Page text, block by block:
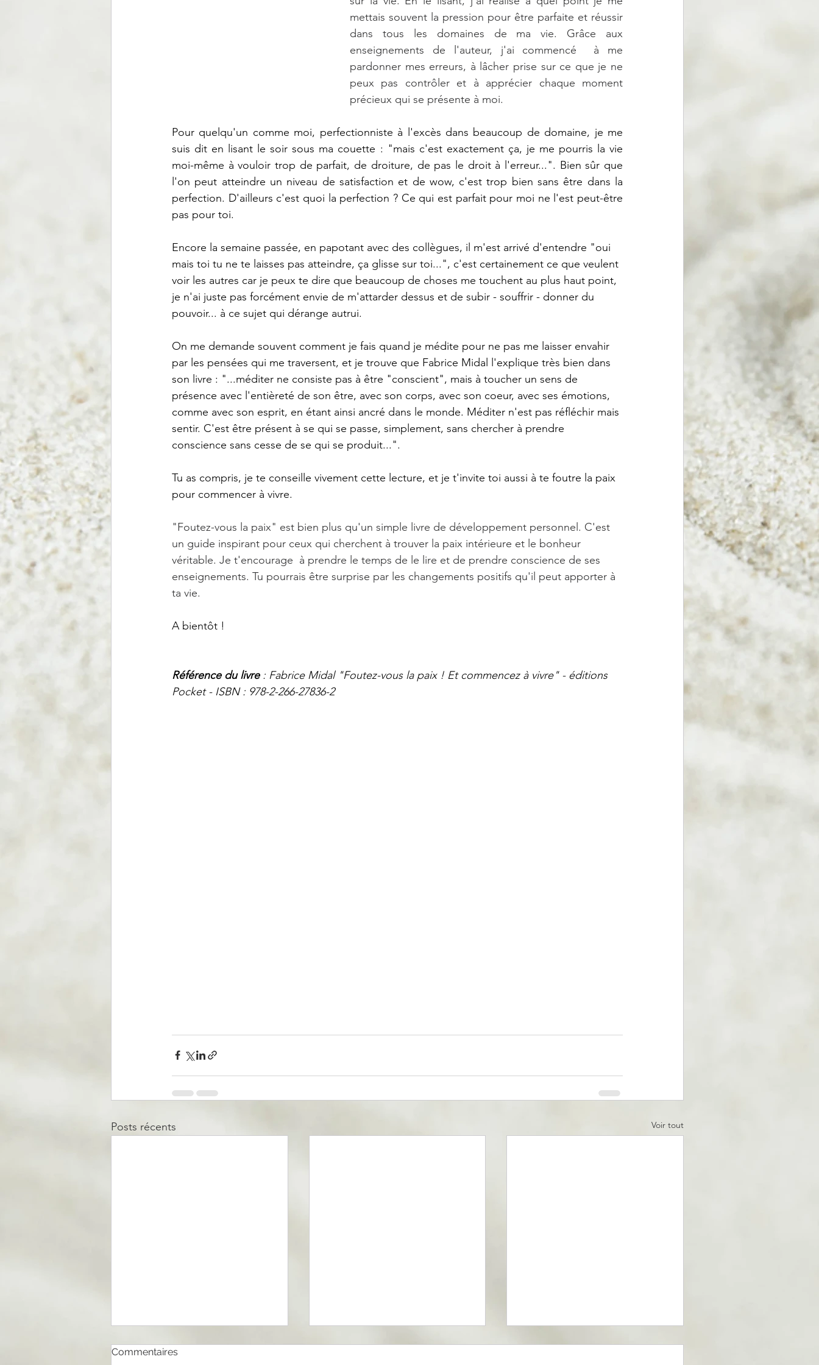
mettais souvent la pression pour être parfaite et réussir
dans tous les domaines de ma vie. Grâce aux
enseignements de l'auteur, j'ai commencé  à me
pardonner mes erreurs, à lâcher prise sur ce que je ne
peux pas contrôler et à apprécier chaque moment
précieux qui se présente à moi.
Pour quelqu'un comme moi, perfectionniste à l'excès dans beaucoup de domaine, je me
suis dit en lisant le soir sous ma couette : "mais c'est exactement ça, je me pourris la vie
moi-même à vouloir trop de parfait, de droiture, de pas le droit à l'erreur...". Bien sûr que
l'on peut atteindre un niveau de satisfaction et de wow, c'est trop bien sans être dans la
perfection. D'ailleurs c'est quoi la perfection ? Ce qui est parfait pour moi ne l'est peut-être
pas pour toi.
Encore la semaine passée, en papotant avec des collègues, il m'est arrivé d'entendre "oui
mais toi tu ne te laisses pas atteindre, ça glisse sur toi...", c'est certainement ce que veulent
voir les autres car je peux te dire que beaucoup de choses me touchent au plus haut point,
je n'ai juste pas forcément envie de m'attarder dessus et de subir - souffrir - donner du
pouvoir... à ce sujet qui dérange autrui.
On me demande souvent comment je fais quand je médite pour ne pas me laisser envahir
par les pensées qui me traversent, et je trouve que Fabrice Midal l'explique très bien dans
son livre : "...méditer ne consiste pas à être "conscient", mais à toucher un sens de
présence avec l'entièreté de son être, avec son corps, avec son coeur, avec ses émotions,
comme avec son esprit, en étant ainsi ancré dans le monde. Méditer n'est pas réfléchir mais
sentir. C'est être présent à se qui se passe, simplement, sans chercher à prendre
conscience sans cesse de se qui se produit...".
Tu as compris, je te conseille vivement cette lecture, et je t'invite toi aussi à te foutre la paix
pour commencer à vivre.
"Foutez-vous la paix" est bien plus qu'un simple livre de développement personnel. C'est
un guide inspirant pour ceux qui cherchent à trouver la paix intérieure et le bonheur
véritable. Je t'encourage  à prendre le temps de le lire et de prendre conscience de ses
enseignements. Tu pourrais être surprise par les changements positifs qu'il peut apporter à
ta vie.
A bientôt !
Référence du livre : Fabrice Midal "Foutez-vous la paix ! Et commencez à vivre" - éditions
Pocket - ISBN : 978-2-266-27836-2
Posts récents Voir tout
Commentaires